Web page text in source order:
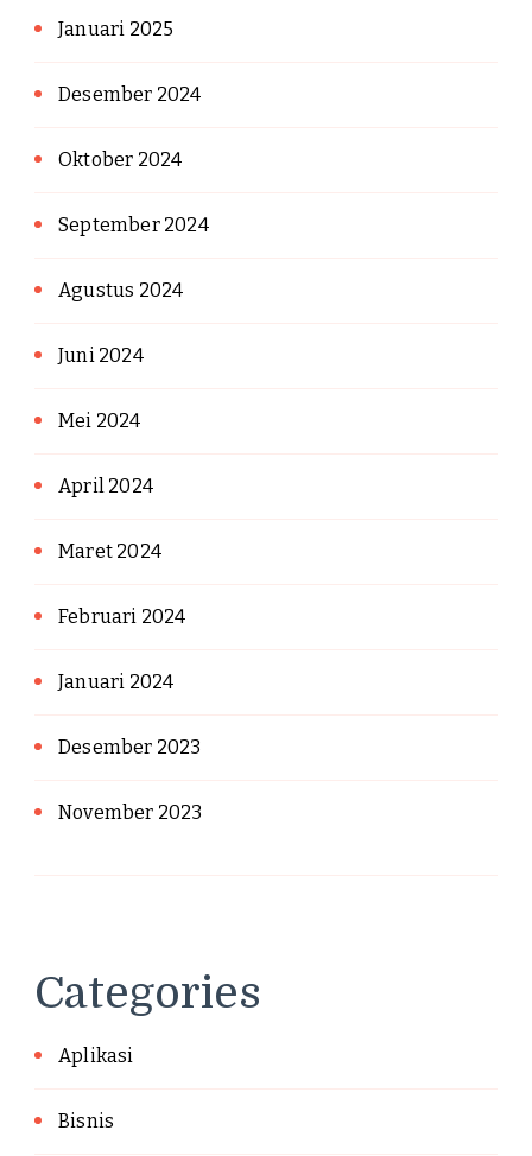
Januari 2025
Desember 2024
Oktober 2024
September 2024
Agustus 2024
Juni 2024
Mei 2024
April 2024
Maret 2024
Februari 2024
Januari 2024
Desember 2023
November 2023
Categories
Aplikasi
Bisnis